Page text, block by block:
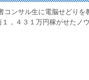
者コンサル生に電脳せ
，４３１万円稼がせたノ